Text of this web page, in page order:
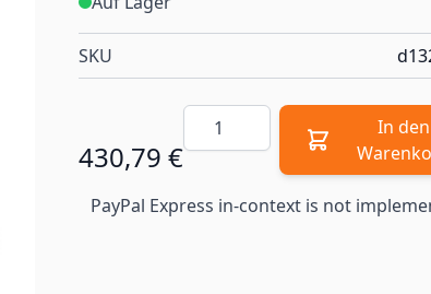
SKU
430,79 €
Menge
In den
PayPal Express in-context is not